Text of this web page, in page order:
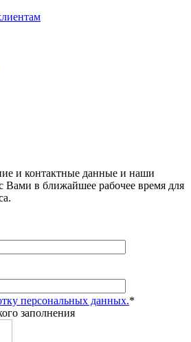
и контактные данные и наши
Вами в ближайшее рабочее время для
персональных данных.*
заполнения